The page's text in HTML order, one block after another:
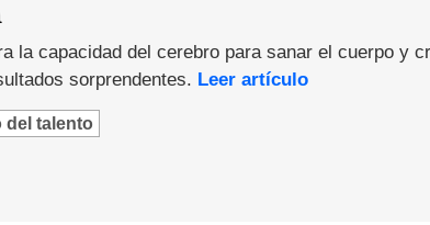
la capacidad del cerebro para sanar el cuerpo y
sorprendentes. Leer artículo
del talento